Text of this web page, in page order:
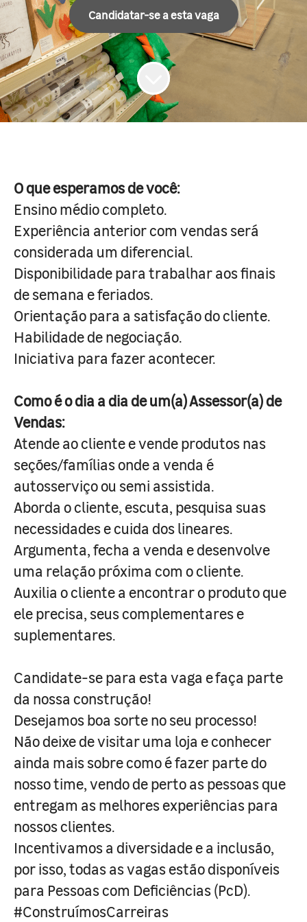
Candidatar-se a esta vaga
O que esperamos de você:
Ensino médio completo.
Experiência anterior com vendas será
considerada um diferencial.
Disponibilidade para trabalhar aos finais
de semana e feriados.
Orientação para a satisfação do cliente.
Habilidade de negociação.
Iniciativa para fazer acontecer.
Como é o dia a dia de um(a) Assessor(a) de
Vendas:
Atende ao cliente e vende produtos nas
seções/famílias onde a venda é
autosserviço ou semi assistida.
Aborda o cliente, escuta, pesquisa suas
necessidades e cuida dos lineares.
Argumenta, fecha a venda e desenvolve
uma relação próxima com o cliente.
Auxilia o cliente a encontrar o produto que
ele precisa, seus complementares e
suplementares.
Candidate-se para esta vaga e faça parte
da nossa construção!
Desejamos boa sorte no seu processo!
Não deixe de visitar uma loja e conhecer
ainda mais sobre como é fazer parte do
nosso time, vendo de perto as pessoas que
entregam as melhores experiências para
nossos clientes.
Incentivamos a diversidade e a inclusão,
por isso, todas as vagas estão disponíveis
para Pessoas com Deficiências (PcD).
#ConstruímosCarreiras